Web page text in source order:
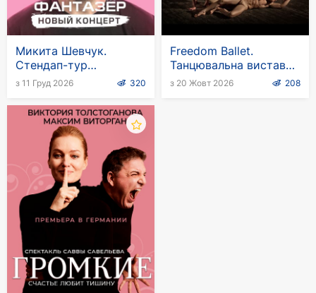
Микита Шевчук.
Стендап-тур
«Фантазер»
з 11 Груд 2026 320
Freedom Ballet.
Танцювальна вистава
"Шафа"
з 20 Жовт 2026 208